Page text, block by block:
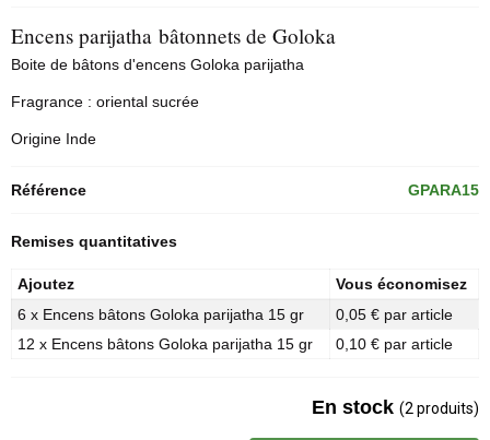
Encens parijatha bâtonnets de Goloka
Boite de bâtons d'encens Goloka parijatha
Fragrance : oriental sucrée
Origine Inde
Référence GPARA15
Remises quantitatives
Ajoutez
Vous économisez
6 x Encens bâtons Goloka parijatha 15 gr
0,05 € par article
12 x Encens bâtons Goloka parijatha 15 gr
0,10 € par article
En stock (2 produits)